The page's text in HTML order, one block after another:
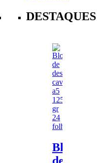
DESTAQUES
Bloco
de